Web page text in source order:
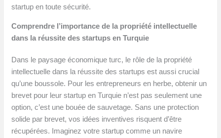
startup en toute sécurité.
Comprendre l’importance de la propriété intellectuelle
dans la réussite des startups en Turquie
Dans le paysage économique turc, le rôle de la propriété
intellectuelle dans la réussite des startups est aussi crucial
qu’une boussole. Pour les entrepreneurs en herbe, obtenir un
brevet pour leur startup en Turquie n’est pas seulement une
option, c’est une bouée de sauvetage. Sans une protection
solide par brevet, vos idées inventives risquent d’être
récupérées. Imaginez votre startup comme un navire